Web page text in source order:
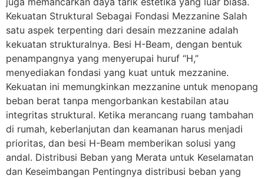
Kekuatan Struktural Sebagai Fondasi Mezzanine Salah
satu aspek terpenting dari desain mezzanine adalah
kekuatan strukturalnya. Besi H-Beam, dengan bentuk
penampangnya yang menyerupai huruf “H,”
menyediakan fondasi yang kuat untuk mezzanine.
Kekuatan ini memungkinkan mezzanine untuk menopang
beban berat tanpa mengorbankan kestabilan atau
integritas struktural. Ketika merancang ruang tambahan
di rumah, keberlanjutan dan keamanan harus menjadi
prioritas, dan besi H-Beam memberikan solusi yang
andal. Distribusi Beban yang Merata untuk Keselamatan
dan Keseimbangan Pentingnya distribusi beban yang